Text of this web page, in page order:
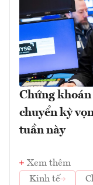
Chứng
chuyển kỳ
tuần này
Xem thêm
Kinh tế